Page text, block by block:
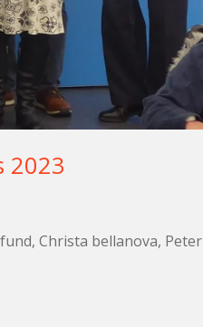
2023
Christa bellanova, Peter